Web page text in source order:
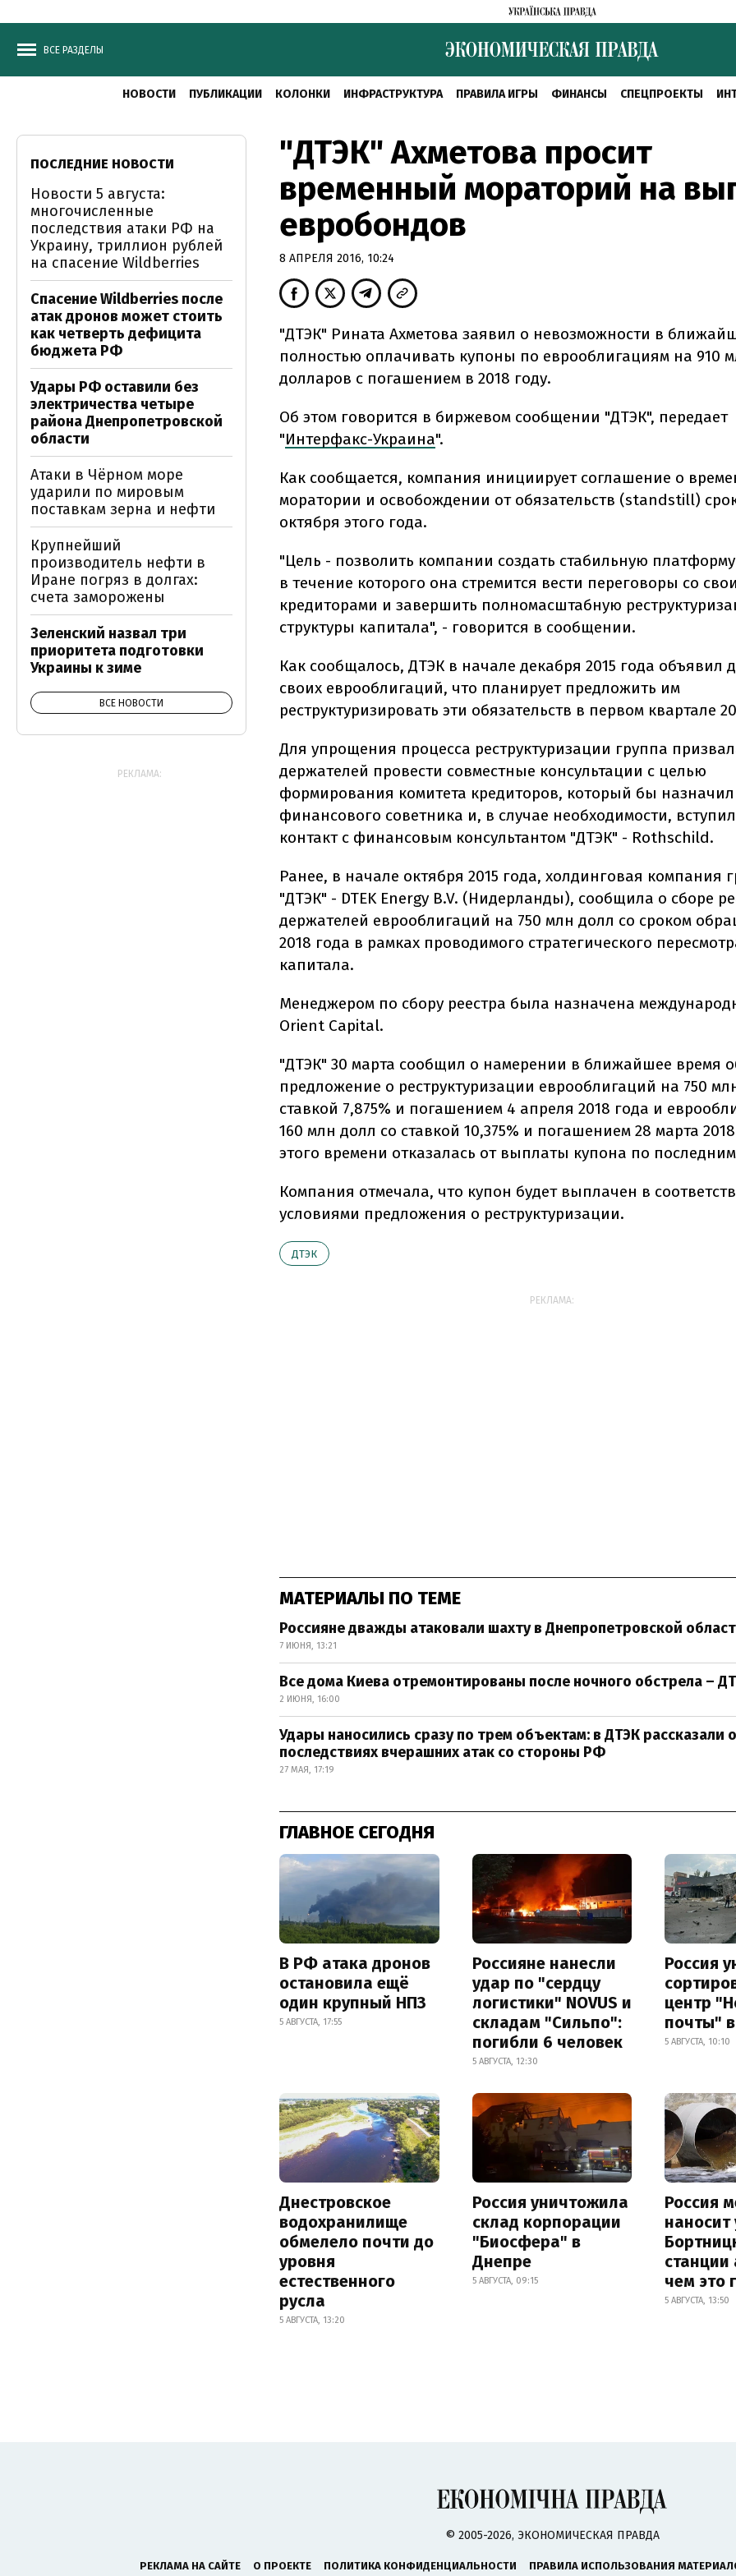
ВСЕ РАЗДЕЛЫ
НОВОСТИ ПУБЛИКАЦИИ КОЛОНКИ ИНФРАСТРУКТУРА ПРАВИЛА ИГРЫ ФИНАНСЫ СПЕЦПРОЕКТЫ
"ДТЭК" Ахметова просит
временный мораторий на
евробондов
8 АПРЕЛЯ 2016, 10:24
"ДТЭК" Рината Ахметова заявил о невозможности в
полностью оплачивать купоны по еврооблигациям на 910
долларов с погашением в 2018 году.
Об этом говорится в биржевом сообщении "ДТЭК", передает
"Интерфакс-Украина".
Как сообщается, компания инициирует соглашение о
моратории и освобождении от обязательств (standstill)
октября этого года.
"Цель - позволить компании создать стабильную
в течение которого она стремится вести переговоры со
кредиторами и завершить полномасштабную
структуры капитала", - говорится в сообщении.
Как сообщалось, ДТЭК в начале декабря 2015 года объявил
своих еврооблигаций, что планирует предложить им
реструктуризировать эти обязательств в первом квартале
Для упрощения процесса реструктуризации группа
держателей провести совместные консультации с целью
формирования комитета кредиторов, который бы назначил
финансового советника и, в случае необходимости,
контакт с финансовым консультантом "ДТЭК" - Rothschild.
Ранее, в начале октября 2015 года, холдинговая компания
"ДТЭК" - DTEK Energy B.V. (Нидерланды), сообщила о сборе
держателей еврооблигаций на 750 млн долл со сроком
2018 года в рамках проводимого стратегического
капитала.
Менеджером по сбору реестра была назначена
Orient Capital.
"ДТЭК" 30 марта сообщил о намерении в ближайшее время
предложение о реструктуризации еврооблигаций на 750
ставкой 7,875% и погашением 4 апреля 2018 года и
160 млн долл со ставкой 10,375% и погашением 28 марта
этого времени отказалась от выплаты купона по
Компания отмечала, что купон будет выплачен в
условиями предложения о реструктуризации.
ДТЭК
РЕКЛАМА:
МАТЕРИАЛЫ ПО ТЕМЕ
Россияне дважды атаковали шахту в Днепропетровской
7 ИЮНЯ, 13:21
Все дома Киева отремонтированы после ночного обстрела –
2 ИЮНЯ, 16:00
Удары наносились сразу по трем объектам: в ДТЭК рассказали о
последствиях вчерашних атак со стороны РФ
27 МАЯ, 17:19
ГЛАВНОЕ СЕГОДНЯ
В РФ атака дронов
остановила ещё
один крупный НПЗ
5 АВГУСТА, 17:55
Россияне нанесли
удар по "сердцу
логистики" NOVUS и
складам "Сильпо":
погибли 6 человек
5 АВГУСТА, 12:30
Россия
центр
почты"
5 АВГУСТА, 10:10
Днестровское
водохранилище
обмелело почти до
уровня
естественного
русла
5 АВГУСТА, 13:20
Россия уничтожила
склад корпорации
"Биосфера" в
Днепре
5 АВГУСТА, 09:15
Россия
станции
чем это
5 АВГУСТА, 13:50
ПОСЛЕДНИЕ НОВОСТИ
Новости 5 августа:
многочисленные
последствия атаки РФ на
Украину, триллион рублей
на спасение Wildberries
Спасение Wildberries после
атак дронов может стоить
как четверть дефицита
бюджета РФ
Удары РФ оставили без
электричества четыре
района Днепропетровской
области
Атаки в Чёрном море
ударили по мировым
поставкам зерна и нефти
Крупнейший
производитель нефти в
Иране погряз в долгах:
счета заморожены
Зеленский назвал три
приоритета подготовки
Украины к зиме
ВСЕ НОВОСТИ
РЕКЛАМА:
© 2005-2026, ЭКОНОМИЧЕСКАЯ ПРАВДА
РЕКЛАМА НА САЙТЕ О ПРОЕКТЕ ПОЛИТИКА КОНФИДЕНЦИАЛЬНОСТИ ПРАВИЛА ИСПОЛЬЗОВАНИЯ